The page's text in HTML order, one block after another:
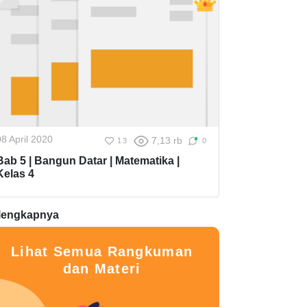
April 2020 13 7,13 rb 0
5 | Bangun Datar | Matematika |
4
Lihat Semua Rangkuman
dan Materi